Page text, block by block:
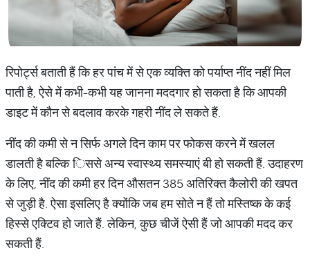
रिपोर्ट्स बताती हैं कि हर पांच में से एक व्यक्ति को पर्याप्त नींद नहीं मिल
पाती है, ऐसे में कभी-कभी यह जानना मददगार हो सकता है कि आपकी
डाइट में कौन से बदलाव करके गहरी नींद ले सकते हैं.
नींद की कमी से न सिर्फ अगले दिन काम पर फोकस करने में खलल
डालती है बल्कि िससे अन्य स्वास्थ्य समस्याएं बी हो सकती हैं. उदाहरण
के लिए, नींद की कमी हर दिन औसतन 385 अतिरिक्त कैलोरी की खपत
से जुड़ी है. ऐसा इसलिए है क्योंकि जब हम सोते न हैं तो मस्तिष्क के कई
हिस्से एक्टिव हो जाते हैं. लेकिन, कुछ चीजें ऐसी हैं जो आपकी मदद कर
सकती हैं.